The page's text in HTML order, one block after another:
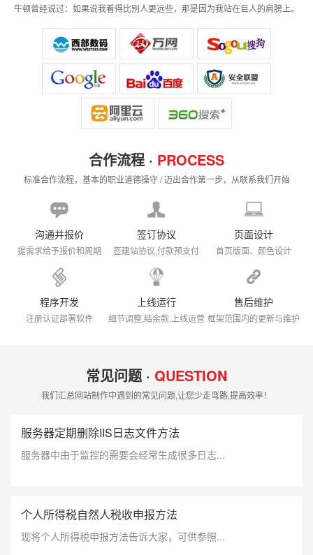
牛顿曾经说过：如果说我看得比别人更远些，那是因为我站在巨人的肩膀上。
合作流程 · PROCESS
标准合作流程，基本的职业道德操守 / 迈出合作第一步，从联系我们开始
沟通并报价
提需求给予报价和周期
签订协议
签建站协议,付款预支付
页面设计
首页版面、颜色设计
程序开发
注册认证部署软件
上线运行
细节调整,结余款,上线运营
售后维护
框架范围内的更新与维护
常见问题 · QUESTION
我们汇总网站制作中遇到的常见问题,让您少走弯路,提高效率！
服务器定期删除IIS日志文件方法
服务器中由于监控的需要会经常生成很多日志...
个人所得税自然人税收申报方法
现将个人所得税申报方法告诉大家，可供参照...